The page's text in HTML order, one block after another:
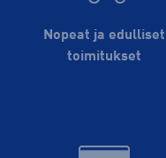
Nopeat ja edulliset
toimitukset